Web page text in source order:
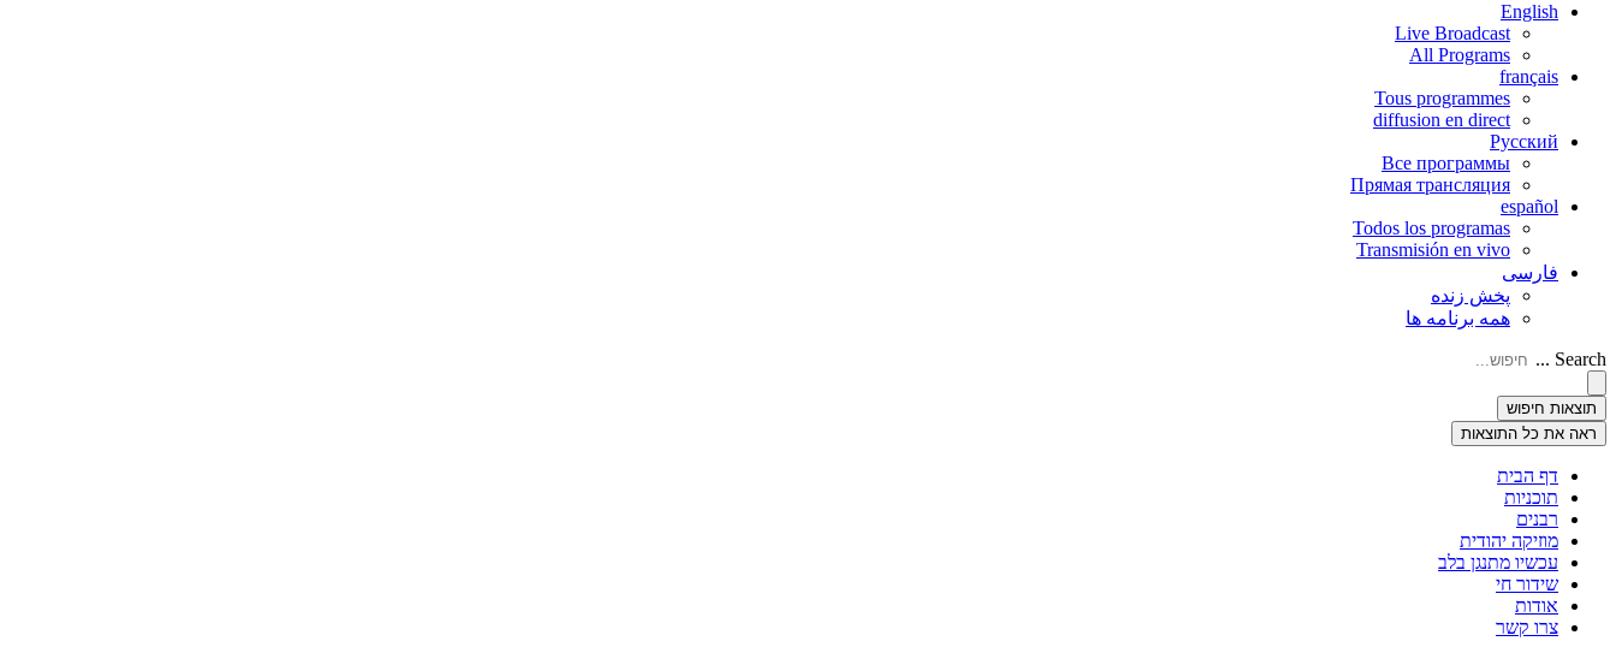
English
Live Broadcast
All Programs
français
Tous programmes
diffusion en direct
Русский
Все программы
Прямая трансляция
español
Todos los programas
Transmisión en vivo
فارسی
پخش زنده
همه برنامه ها
Search ...
תוצאות חיפוש
ראה את כל התוצאות
דף הבית
תוכניות
רבנים
מוזיקה יהודית
עכשיו מתנגן בלב
שידור חי
אודות
צרו קשר